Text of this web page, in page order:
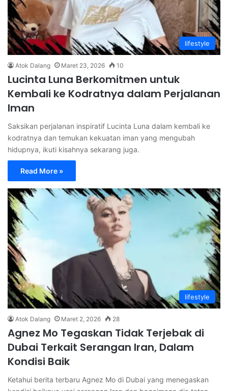
lifestyle
Atok Dalang Maret 23, 2026 10
Lucinta Luna Berkomitmen untuk
Kembali ke Kodratnya dalam Perjalanan
Iman
Saksikan perjalanan inspiratif Lucinta Luna dalam kembali ke
kodratnya dan temukan kekuatan iman yang mengubah
hidupnya, ikuti kisahnya sekarang juga.
Read More »
lifestyle
Atok Dalang Maret 2, 2026 28
Agnez Mo Tegaskan Tidak Terjebak di
Dubai Terkait Serangan Iran, Dalam
Kondisi Baik
Ketahui berita terbaru Agnez Mo di Dubai yang menegaskan